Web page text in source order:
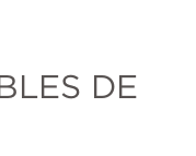
DE